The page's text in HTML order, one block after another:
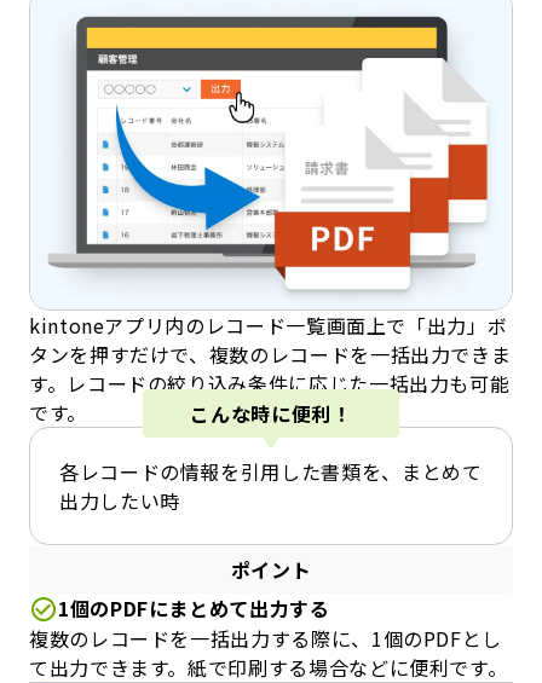
kintoneアプリ内のレコード一覧画面上で「出力」ボ
タンを押すだけで、複数のレコードを一括出力できま
す。レコードの絞り込み条件に応じた一括出力も可能
です。
こんな時に便利！
各レコードの情報を引用した書類を、まとめて
出力したい時
ポイント
1個のPDFにまとめて出力する
複数のレコードを一括出力する際に、1個のPDFとし
て出力できます。紙で印刷する場合などに便利です。